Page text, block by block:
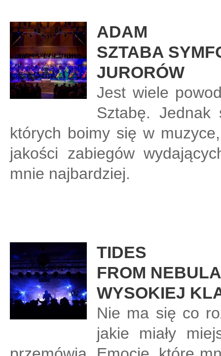
ADAM
SZTABA
JURORÓW
Jest wiele
Sztabę. Jednak
których boimy się w
jakości zabiegów
mnie najbardziej.
TIDES
FROM
WYSOKIEJ
Nie ma się co
jakie miały